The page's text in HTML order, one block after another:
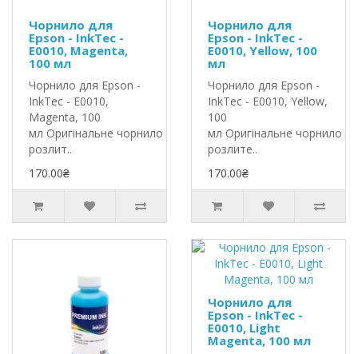
Чорнило для
Epson - InkTec -
E0010, Magenta,
100 мл
Чорнило для Epson -
InkTec - E0010,
Magenta, 100
мл Оригінальне чорнило InkTec
розлит..
170.00₴
Чорнило для
Epson - InkTec -
E0010, Yellow, 100
мл
Чорнило для Epson -
InkTec - E0010, Yellow,
100
мл Оригінальне чорнило
розлите..
170.00₴
Чорнило для
Epson - InkTec -
E0010, Light
Magenta, 100 мл